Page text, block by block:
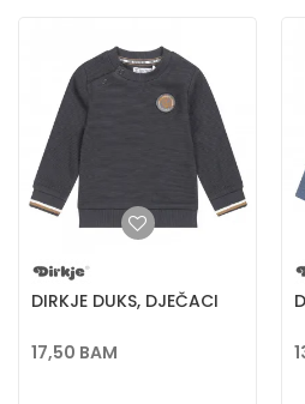
DIRKJE DUKS, DJEČACI
17,50 BAM